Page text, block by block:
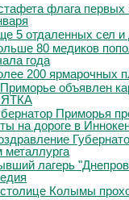
флага первых
5 отдаленных сел и
80 медиков
года
200 ярмарочных
объявлен
Приморья
на дороге в
металлурга
лагерь
Колымы